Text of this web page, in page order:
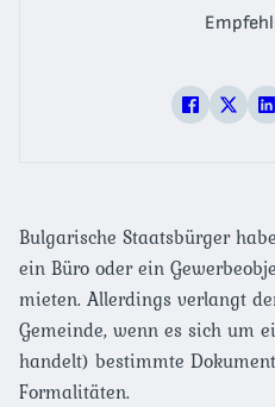
Bulgarische Staatsbürger
ein Büro oder ein
mieten. Allerdings verlangt
Gemeinde, wenn es sich um
handelt) bestimmte
Formalitäten.